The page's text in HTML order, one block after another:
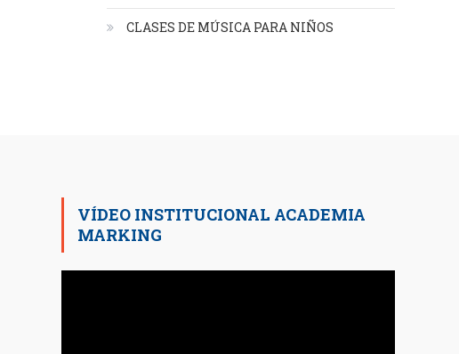
CLASES DE MÚSICA PARA NIÑOS
VÍDEO INSTITUCIONAL ACADEMIA
MARKING